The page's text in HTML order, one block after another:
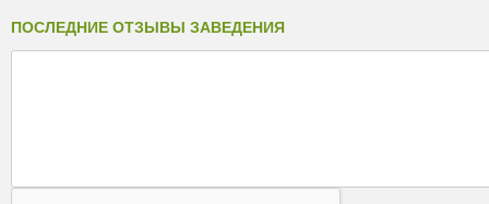
ПОСЛЕДНИЕ ОТЗЫВЫ ЗАВЕДЕНИЯ